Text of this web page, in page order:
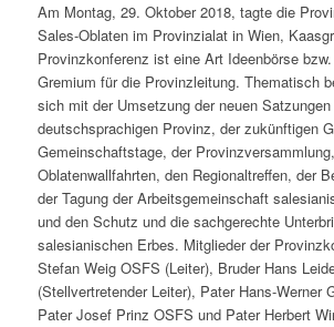
Am Montag, 29. Oktober 2018, tagte die
Sales-Oblaten im Provinzialat in Wien,
Provinzkonferenz ist eine Art Ideenbörse
Gremium für die Provinzleitung. Thematisch
sich mit der Umsetzung der neuen
deutschsprachigen Provinz, der zukünftigen
Gemeinschaftstage, der
Oblatenwallfahrten, den Regionaltreffen, der
der Tagung der Arbeitsgemeinschaft
und den Schutz und die sachgerechte
salesianischen Erbes. Mitglieder der
Stefan Weig OSFS (Leiter), Bruder Hans
(Stellvertretender Leiter), Pater Hans-Werner
Pater Josef Prinz OSFS und Pater Herbert